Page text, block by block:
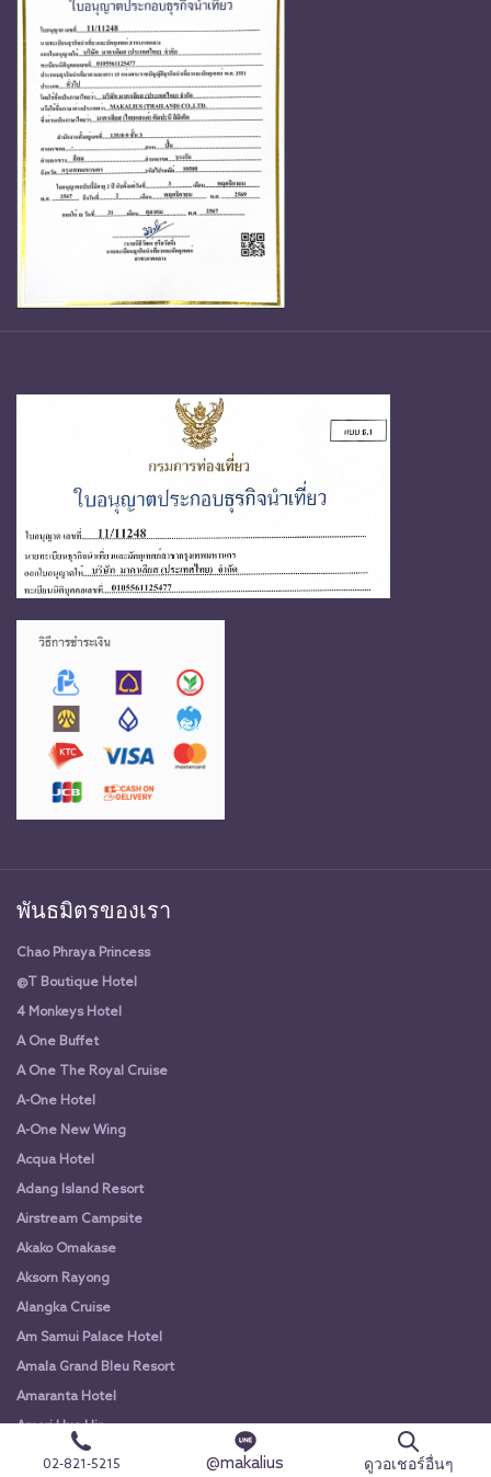
พันธมิตรของเรา
Chao Phraya Princess
@T Boutique Hotel
4 Monkeys Hotel
A One Buffet
A One The Royal Cruise
A-One Hotel
A-One New Wing
Acqua Hotel
Adang Island Resort
Airstream Campsite
Akako Omakase
Aksorn Rayong
Alangka Cruise
Am Samui Palace Hotel
Amala Grand Bleu Resort
Amaranta Hotel
Amari Hua Hin
Ananta Burin Resort
02-821-5215 @makalius ดูวอเชอร์อื่นๆ